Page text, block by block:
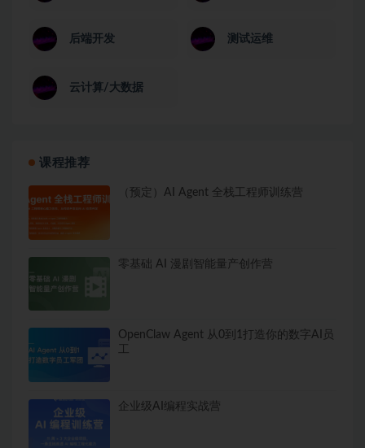
后端开发 测试运维
云计算/大数据
课程推荐
（预定）AI Agent 全栈工程师训练营
零基础 AI 漫剧智能量产创作营
OpenClaw Agent 从0到1打造你的数字AI员
工
企业级AI编程实战营